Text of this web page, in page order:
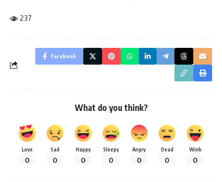
237
Facebook
What do you think?
Love
0
Sad
0
Happy
0
Sleepy
0
Angry
0
Dead
0
Wink
0